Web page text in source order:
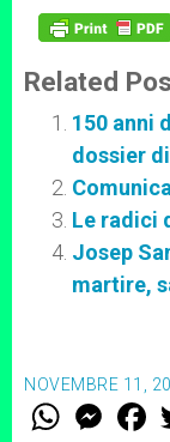
Related
150 anni
dossier di
Le radici
Josep
martire,
NOVEMBRE 11,
W M
e
F
a